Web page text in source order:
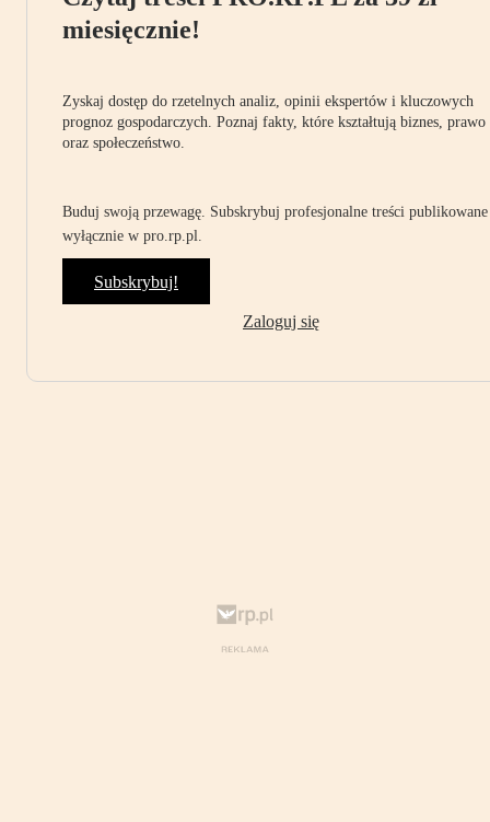
miesięcznie!
Zyskaj dostęp do rzetelnych analiz, opinii ekspertów i kluczowych
prognoz gospodarczych. Poznaj fakty, które kształtują biznes, prawo
oraz społeczeństwo.
Buduj swoją przewagę. Subskrybuj profesjonalne treści publikowane
wyłącznie w pro.rp.pl.
Subskrybuj!
Zaloguj się